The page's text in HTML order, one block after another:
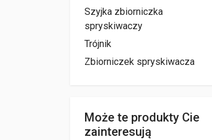
Szyjka zbiorniczka
spryskiwaczy
Trójnik
Zbiorniczek spryskiwacza
Może te produkty Cie
zainteresują